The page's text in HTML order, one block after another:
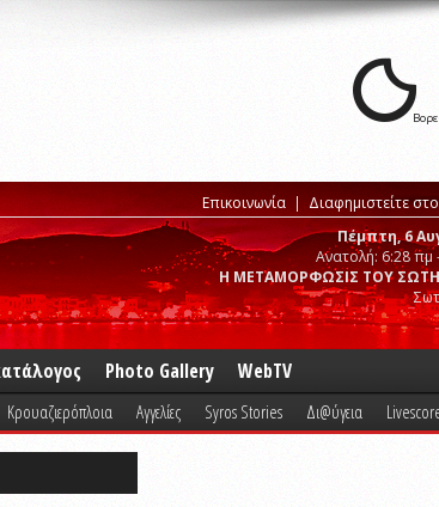
Επικοινωνία
Διαφημιστείτε
Πέμπτη, 6
Ανατολή: 6:28
Η ΜΕΤΑΜΟΡΦΩΣΙΣ ΤΟΥ
Photo Gallery WebTV
Κρουαζιερόπλοια Αγγελίες Syros Stories Δι@ύγεια